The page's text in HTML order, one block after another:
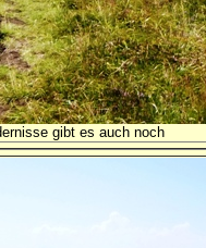
gibt es auch noch